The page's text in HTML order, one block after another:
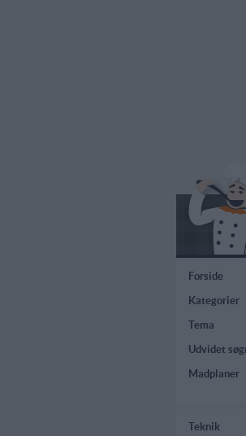
Forside
Kategorier
Tema
Udvidet
Madplaner
Teknik